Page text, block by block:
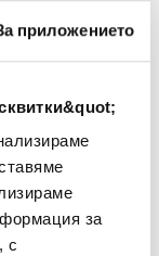
приложението
за
с
(OE).